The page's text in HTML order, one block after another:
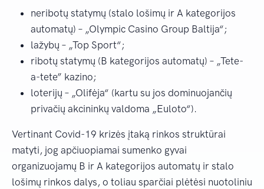
neribotų statymų (stalo lošimų ir A kategorijos
automatų) – „Olympic Casino Group Baltija“;
lažybų – „Top Sport“;
ribotų statymų (B kategorijos automatų) – „Tete-
a-tete” kazino;
loterijų – „Olifėja“ (kartu su jos dominuojančių
privačių akcininkų valdoma „Euloto“).
Vertinant Covid-19 krizės įtaką rinkos struktūrai
matyti, jog apčiuopiamai sumenko gyvai
organizuojamų B ir A kategorijos automatų ir stalo
lošimų rinkos dalys, o toliau sparčiai plėtėsi nuotoliniu